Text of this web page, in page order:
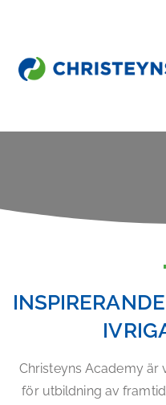
Home Akademin
Christeyns Academy
för utbildning av